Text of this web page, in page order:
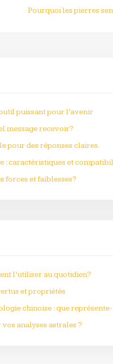
Pourquoi les pierres
puissant pour l’avenir
message recevoir?
pour des réponses claires.
: caractéristiques et
forces et faiblesses?
l’utiliser au quotidien?
et propriétés
chinoise : que
analyses astrales ?